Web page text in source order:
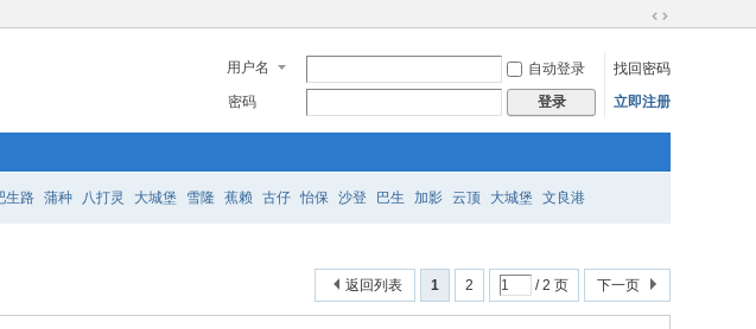
换
到
宽
用户名 自动登录
找回密码
密码
登录 立即注册
生路 蒲种 八打灵 大城堡 雪隆 蕉赖 古仔 怡保 沙登 巴生 加影 云顶 大城堡 文良港
1 2 / 2 页 下一页
返回列表